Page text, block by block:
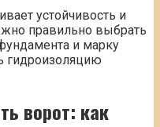
устойчивость и
правильно выбрать
и марку
гидроизоляцию
ворот: как